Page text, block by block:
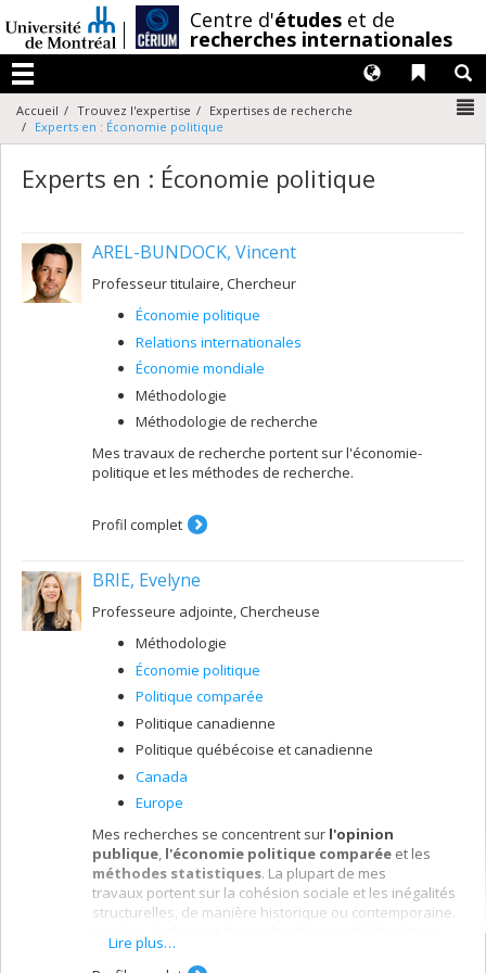
au
contenu
Centre d'études et de
recherches internationales
Menu
Liens
Langues
Accueil Trouvez l'expertise
Expertises de recherche
Experts en : Économie politique
Experts en : Économie politique
AREL-BUNDOCK, Vincent
Professeur titulaire, Chercheur
Économie politique
Relations internationales
Économie mondiale
Méthodologie
Méthodologie de recherche
Mes travaux de recherche portent sur l'économie-
politique et les méthodes de recherche.
Profil complet
BRIE, Evelyne
Professeure adjointe, Chercheuse
Méthodologie
Économie politique
Politique comparée
Politique canadienne
Politique québécoise et canadienne
Canada
Europe
Mes recherches se concentrent sur l'opinion
publique, l'économie politique comparée et les
méthodes statistiques. La plupart de mes
travaux portent sur la cohésion sociale et les inégalités
structurelles, de manière historique ou contemporaine.
des politiques urbaines à l'aide d'expériences
Lire plus…